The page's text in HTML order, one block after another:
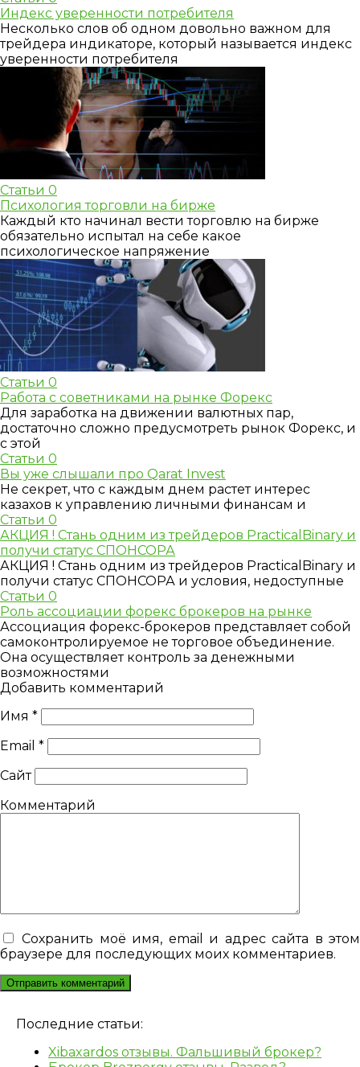
Индекс уверенности потребителя
Несколько слов об одном довольно важном для
трейдера индикаторе, который называется индекс
уверенности потребителя
Статьи 0
Психология торговли на бирже
Каждый кто начинал вести торговлю на бирже
обязательно испытал на себе какое
психологическое напряжение
Статьи 0
Работа с советниками на рынке Форекс
Для заработка на движении валютных пар,
достаточно сложно предусмотреть рынок Форекс, и
с этой
Статьи 0
Вы уже слышали про Qarat Invest
Не секрет, что с каждым днем растет интерес
казахов к управлению личными финансам и
Статьи 0
АКЦИЯ ! Стань одним из трейдеров PracticalBinary и
получи статус СПОНСОРА
АКЦИЯ ! Стань одним из трейдеров PracticalBinary и
получи статус СПОНСОРА и условия, недоступные
Статьи 0
Роль ассоциации форекс брокеров на рынке
Ассоциация форекс-брокеров представляет собой
самоконтролируемое не торговое объединение.
Она осуществляет контроль за денежными
возможностями
Добавить комментарий
Имя *
Email *
Сайт
Комментарий
Сохранить моё имя, email и адрес сайта в этом
браузере для последующих моих комментариев.
Последние статьи:
Xibaxardos отзывы. Фальшивый брокер?